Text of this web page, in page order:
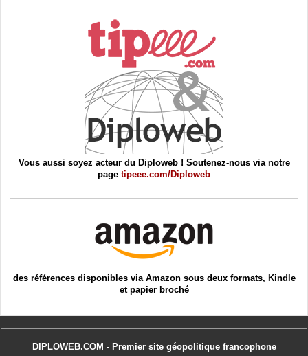
Vous aussi soyez acteur du Diploweb ! Soutenez-nous via notre
page tipeee.com/Diploweb
des références disponibles via Amazon sous deux formats, Kindle
et papier broché
DIPLOWEB.COM - Premier site géopolitique francophone